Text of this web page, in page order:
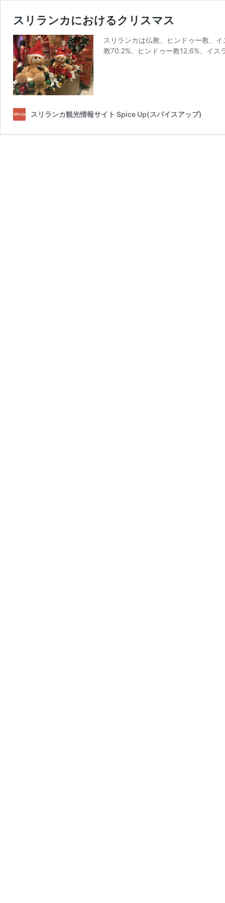
スリランカにおけるクリスマス
スリランカは仏教、ヒンドゥー教、
教70.2%、ヒンドゥー教12.6%、イ
スリランカ観光情報サイト Spice Up(スパイスアップ)